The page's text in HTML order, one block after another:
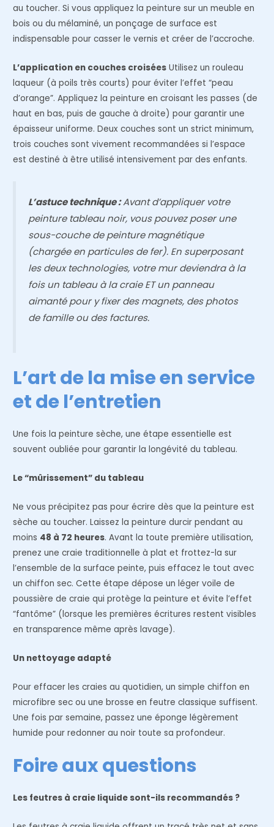
au toucher. Si vous appliquez la peinture sur un meuble en
bois ou du mélaminé, un ponçage de surface est
indispensable pour casser le vernis et créer de l’accroche.
L’application en couches croisées Utilisez un rouleau
laqueur (à poils très courts) pour éviter l’effet “peau
d’orange”. Appliquez la peinture en croisant les passes (de
haut en bas, puis de gauche à droite) pour garantir une
épaisseur uniforme. Deux couches sont un strict minimum,
trois couches sont vivement recommandées si l’espace
est destiné à être utilisé intensivement par des enfants.
L’astuce technique :Avant d’appliquer votre
peinture tableau noir, vous pouvez poser une
sous-couche de peinture magnétique
(chargée en particules de fer). En superposant
les deux technologies, votre mur deviendra à la
fois un tableau à la craie ET un panneau
aimanté pour y fixer des magnets, des photos
de famille ou des factures.
L’art de la mise en service
et de l’entretien
Une fois la peinture sèche, une étape essentielle est
souvent oubliée pour garantir la longévité du tableau.
Le “mûrissement” du tableau
Ne vous précipitez pas pour écrire dès que la peinture est
sèche au toucher. Laissez la peinture durcir pendant au
moins 48 à 72 heures. Avant la toute première utilisation,
prenez une craie traditionnelle à plat et frottez-la sur
l’ensemble de la surface peinte, puis effacez le tout avec
un chiffon sec. Cette étape dépose un léger voile de
poussière de craie qui protège la peinture et évite l’effet
“fantôme” (lorsque les premières écritures restent visibles
en transparence même après lavage).
Un nettoyage adapté
Pour effacer les craies au quotidien, un simple chiffon en
microfibre sec ou une brosse en feutre classique suffisent.
Une fois par semaine, passez une éponge légèrement
humide pour redonner au noir toute sa profondeur.
Foire aux questions
Les feutres à craie liquide sont-ils recommandés ?